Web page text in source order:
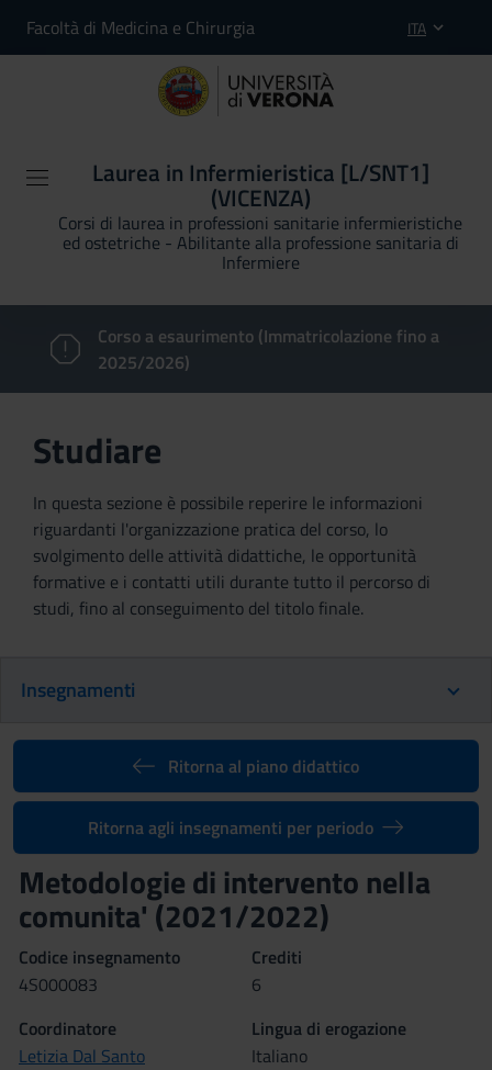
Facoltà di Medicina e Chirurgia ITA
Laurea in Infermieristica [L/SNT1]
(VICENZA)
Corsi di laurea in professioni sanitarie infermieristiche
ed ostetriche - Abilitante alla professione sanitaria di
Infermiere
Corso a esaurimento (Immatricolazione fino a
2025/2026)
Studiare
In questa sezione è possibile reperire le informazioni
riguardanti l'organizzazione pratica del corso, lo
svolgimento delle attività didattiche, le opportunità
formative e i contatti utili durante tutto il percorso di
studi, fino al conseguimento del titolo finale.
Insegnamenti
Ritorna al piano didattico
Ritorna agli insegnamenti per periodo
Metodologie di intervento nella
comunita' (2021/2022)
Codice insegnamento
4S000083
Crediti
6
Coordinatore
Letizia Dal Santo
Lingua di erogazione
Italiano